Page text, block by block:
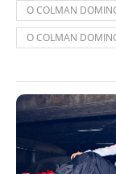
Ο COLMAN
Ο COLMAN